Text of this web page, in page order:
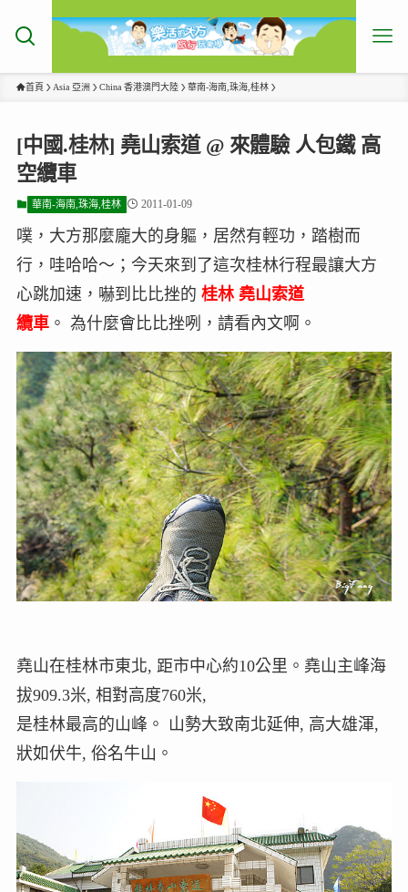
首頁 Asia 亞洲 China 香港澳門大陸 華南-海南,珠海,桂林
[中國.桂林] 堯山索道 @ 來體驗 人包鐵 高
空纜車
華南-海南,珠海,桂林 2011-01-09
噗，大方那麼龐大的身軀，居然有輕功，踏樹而
行，哇哈哈～；今天來到了這次桂林行程最讓大方
心跳加速，嚇到比比挫的 桂林 堯山索道
纜車。 為什麼會比比挫咧，請看內文啊。
堯山在桂林市東北, 距市中心約10公里。堯山主峰海
拔909.3米, 相對高度760米,
是桂林最高的山峰。 山勢大致南北延伸, 高大雄渾,
狀如伏牛, 俗名牛山。